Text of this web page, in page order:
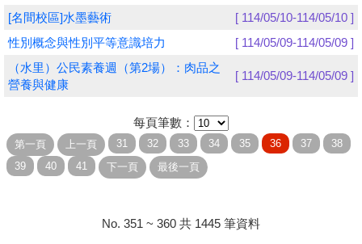
校務行政
[名間校區]水墨藝術
[ 114/05/10-114/05/10 ]
性別概念與性別平等意識培力
[ 114/05/09-114/05/09 ]
（水里）公民素養週（第2場）：肉品之
營養與健康
[ 114/05/09-114/05/09 ]
每頁筆數：
No. 351 ~ 360 共 1445 筆資料